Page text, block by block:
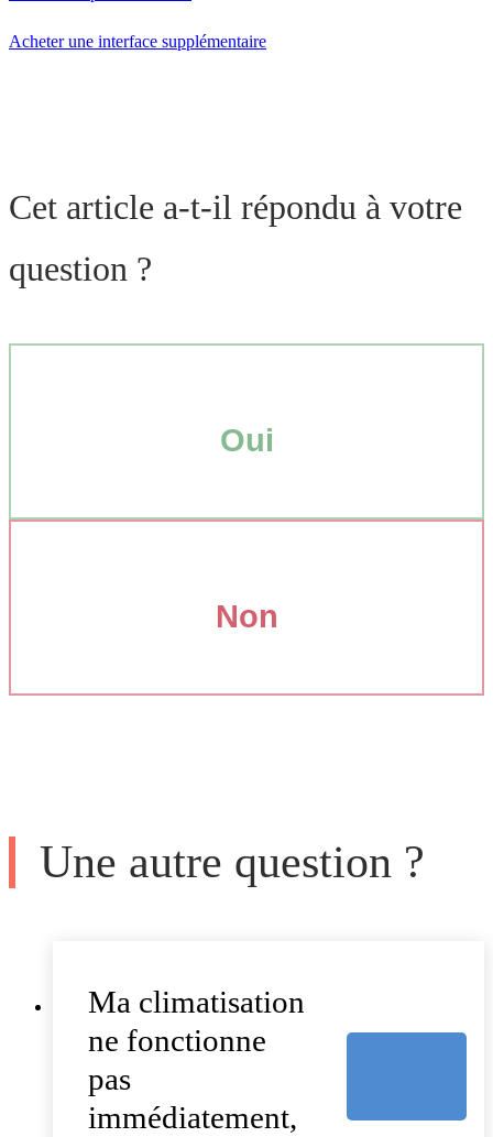
Acheter une interface supplémentaire
Cet article a-t-il répondu à votre
question ?
Oui
Non
Une autre question ?
Ma climatisation
ne fonctionne
pas
immédiatement,